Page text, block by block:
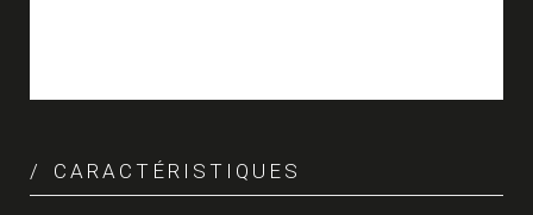
CARACTÉRISTIQUES